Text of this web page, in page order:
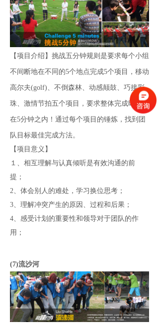
【项目介绍】挑战五分钟规则是要求每个小组
不间断地在不同的5个地点完成5个项目，移动
高尔夫(golf)、不倒森林、动感颠鼓、巧接彩
珠、激情节拍五个项目，要求整体完成时间要
在5分钟之内！通过每个项目的锤炼，找到团
队目标最佳完成方法。
【项目意义】
１、相互理解与认真倾听是有效沟通的前
提；
2、体会别人的难处，学习换位思考；
3、理解冲突产生的原因、过程和后果；
4、感受计划的重要性和领导对于团队的作
用；
(7)流沙河